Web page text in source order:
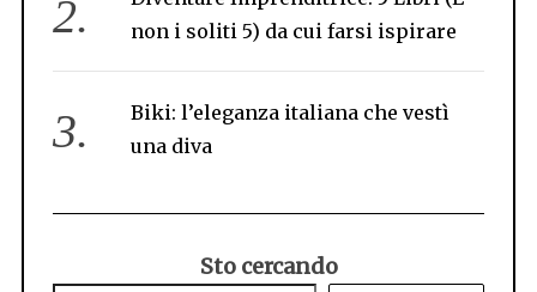
non i soliti 5) da cui farsi ispirare
Biki: l’eleganza italiana che vestì
una diva
Sto cercando
a
o